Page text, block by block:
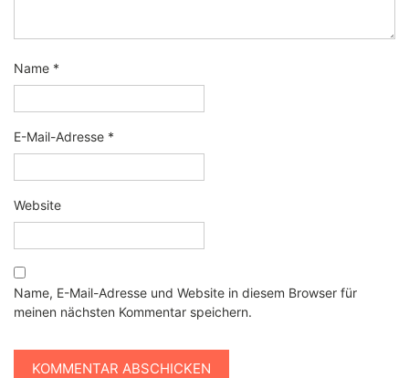
Name *
E-Mail-Adresse *
Website
Name, E-Mail-Adresse und Website in diesem Browser für
meinen nächsten Kommentar speichern.